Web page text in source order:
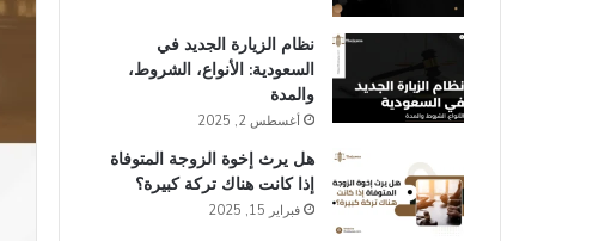
نظام الزيارة الجديد في
السعودية: الأنواع، الشروط،
والمدة
أغسطس 2, 2025
هل يرث إخوة الزوجة المتوفاة
إذا كانت هناك تركة كبيرة؟
فبراير 15, 2025